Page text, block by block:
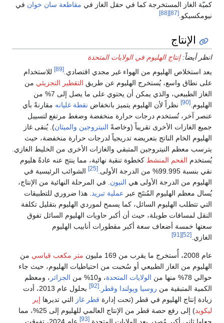
كميّة الغاز المستخرجة كما في حقل الغاز في مقاطعة سان خوان في
نيومكسيكو.[87]
[88]
الإنتاج
انظر أيضاً:إنتاج الهليوم في الولايات المتحدة
يعد استخلاص الهليوم من الهواء غير مجدي اقتصادي. [89]
للاستخدام
على نطاق واسع، يُستخرج الهليوم عن طريق التقطير التجزيئي من
الغاز الطبيعي، والذي يمكن أن يحتوي على ما يصل إلى 7% من
الهليوم. [90] نظراً لأن الهليوم يتميز بانخفاض نقطة غليانه مقارنةً بأي
عنصر آخر، تُستخدم درجات حرارة منخفضة وضغط مرتفع لتسييل
جميع الغازات الأخرى تقريباً (وخاصةً النيتروجين والميثان). يُنقى غاز
الهليوم الخام الناتج بتعريضه تدريجياً لدرجات حرارة منخفضة، حيث
يترسب معظم النيتروجين المتبقي والغازات الأخرى من الخليط الغازي.
يُستخدم الفحم المنشط كخطوة تنقية نهائية، مما ينتج عنه عادةً هليوم
نقي بنسبة 99.995% من الدرجة الأولى.
[25]
الشوائب الرئيسية في
الهليوم من الدرجة الأولى هي النيون . في المرحلة النهائية من الإنتاج،
يُسال معظم الهليوم المُنتَج عبر عملية تبريد
. هذا ضروري للتطبيقات
التي تتطلب الهليوم السائل، كما يسمح لموردي الهليوم بتقليل تكلفة
النقل لمسافات طويلة، حيث أن أكبر حاويات الهليوم السائل تفوق
سعتها خمسة أضعاف سعة أكبر مقطورات أنابيب الهليوم
الغازي. [52]
[91]
عام 2008، أُستخرج ما يقرب من 169 مليون متر مكعب قياسي من
الهليوم من الغاز الطبيعي أو سُحبت من احتياطيات الهليوم، حيث جاء
حوالي 78% منها من
الولايات المتحدة، و10% من الجزائر ، ومعظم
الكمية المتبقية من روسيا وپولندا وقطر [92]
بحلول عام 2013، أدت
زيادة إنتاج الهليوم في قطر (تحت إدارة قطر غاز التي تديرها إير
ليكويد
) إلى رفع حصة قطر من الإنتاج العالمي للهليوم إلى 25%، مما
جعلها ثاني أكبر مُصدر بعد الولايات المتحدة. [93]
عام 2024، تفوقت